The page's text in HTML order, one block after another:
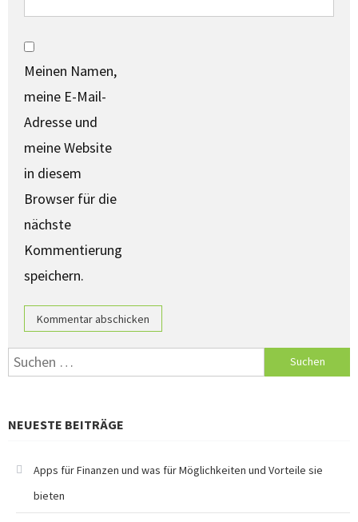
Meinen Namen,
meine E-Mail-
Adresse und
meine Website
in diesem
Browser für die
nächste
Kommentierung
speichern.
Suche nach:
NEUESTE BEITRÄGE
Apps für Finanzen und was für Möglichkeiten und Vorteile sie
bieten